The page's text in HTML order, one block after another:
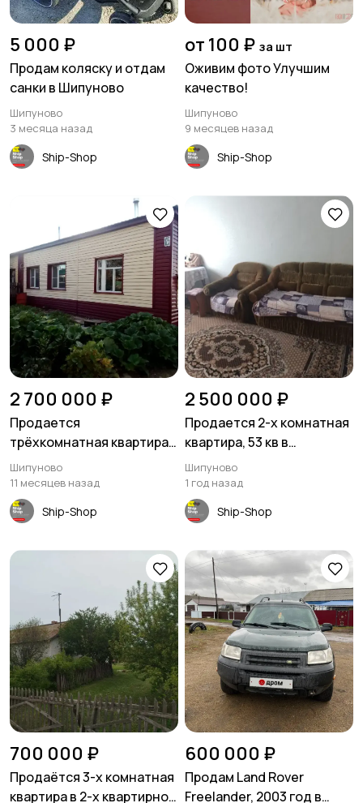
5 000 ₽
Продам коляску и отдам
санки в Шипуново
Шипуново
3 месяца назад
Ship-Shop
от 100 ₽ за шт
Оживим фото Улучшим
качество!
Шипуново
9 месяцев назад
Ship-Shop
2 700 000 ₽
Продается
трёхкомнатная квартира
69 кв.м - Шипуново
Шипуново
11 месяцев назад
Ship-Shop
2 500 000 ₽
Продается 2-х комнатная
квартира, 53 кв в
Шипуново
Шипуново
1 год назад
Ship-Shop
700 000 ₽
Продаётся 3-х комнатная
квартира в 2-х квартирном
600 000 ₽
Продам Land Rover
Freelander, 2003 год в